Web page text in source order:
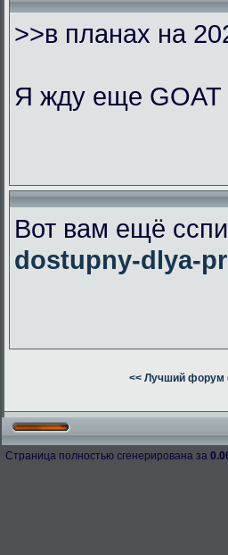
>>в планах на
Я жду еще GOAT
Вот вам ещё
dostupny-dlya-
<< Лучший форум
Страница полностью сгенерирована за